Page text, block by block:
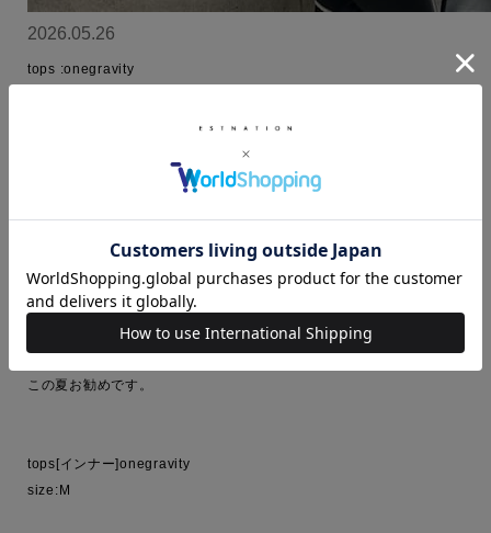
2026.05.26
tops :onegravity
通気性の良いナイロンメッシュ素材を使用したシャツ。
目の粗いナイロンメッシュを特殊圧縮加工することで、軽さを保ちな
り、動きにしっかりフィットするため、日常使いからアクティブなシ
ーンまで快適に着用いただけます。
歴代のestnationの中で1番伸びる、ストレッチが効いているアイテム
来ている時より歩いている時が1番涼しいアイテムです。
この夏お勧めです。
tops[インナー]onegravity
size:M